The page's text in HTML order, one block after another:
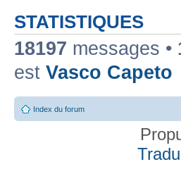
STATISTIQUES
18197 messages •
est Vasco Capeto
Index du forum